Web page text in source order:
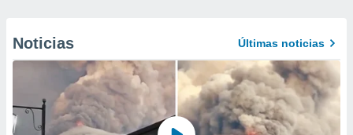
Noticias Últimas noticias